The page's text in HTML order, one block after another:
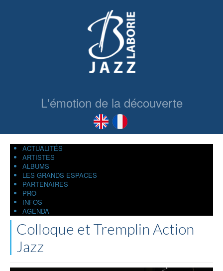
L'émotion de la découverte
ACTUALITÉS
ARTISTES
ALBUMS
LES GRANDS ESPACES
PARTENAIRES
PRO
INFOS
AGENDA
Colloque et Tremplin Action
Jazz